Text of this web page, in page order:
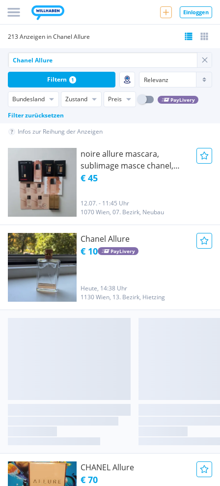
Einloggen
213 Anzeigen in Chanel Allure
Bundesland Zustand Preis PayLivery
Filter zurücksetzen
Filtern 1
Infos zur Reihung der Anzeigen
noire allure mascara,
sublimage masce chanel,
chanel noir allure damen
€ 45
12.07. - 11:45 Uhr
1070 Wien, 07. Bezirk, Neubau
Chanel Allure
€ 10 PayLivery
Heute, 14:38 Uhr
1130 Wien, 13. Bezirk, Hietzing
CHANEL Allure
€ 70